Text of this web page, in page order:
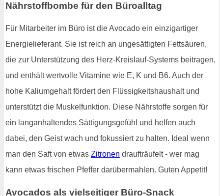
Nährstoffbombe für den Büroalltag
Für Mitarbeiter im Büro ist die Avocado ein einzigartiger
Energielieferant. Sie ist reich an ungesättigten Fettsäuren,
die zur Unterstützung des Herz-Kreislauf-Systems beitragen,
und enthält wertvolle Vitamine wie E, K und B6. Auch der
hohe Kaliumgehalt fördert den Flüssigkeitshaushalt und
unterstützt die Muskelfunktion. Diese Nährstoffe sorgen für
ein langanhaltendes Sättigungsgefühl und helfen auch
dabei, den Geist wach und fokussiert zu halten. Ideal wenn
man den Saft von etwas Zitronen draufträufelt - wer mag
kann etwas frischen Pfeffer darübermahlen. Guten Appetit!
Avocados als vielseitiger Büro-Snack